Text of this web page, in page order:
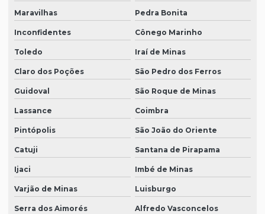
Maravilhas Pedra Bonita
Inconfidentes Cônego Marinho
Toledo Iraí de Minas
Claro dos Poções São Pedro dos Ferros
Guidoval São Roque de Minas
Lassance Coimbra
Pintópolis São João do Oriente
Catuji Santana de Pirapama
Ijaci Imbé de Minas
Varjão de Minas Luisburgo
Serra dos Aimorés Alfredo Vasconcelos